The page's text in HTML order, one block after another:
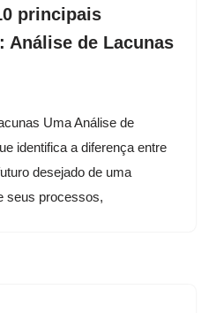
principais
Análise de Lacunas
Uma Análise de
identifica a diferença entre
desejado de uma
seus processos,